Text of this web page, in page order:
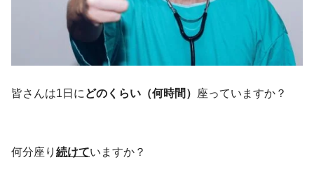
皆さんは1日に どのくらい（何時間） 座っていますか？
何分座り 続けていますか？